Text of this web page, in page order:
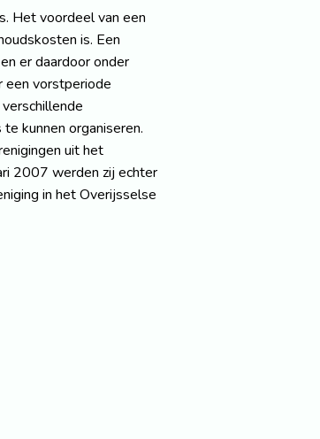
Het voordeel van een
is. Een
er daardoor onder
een vorstperiode
kunnen organiseren.
uit het
2007 werden zij echter
in het Overijsselse